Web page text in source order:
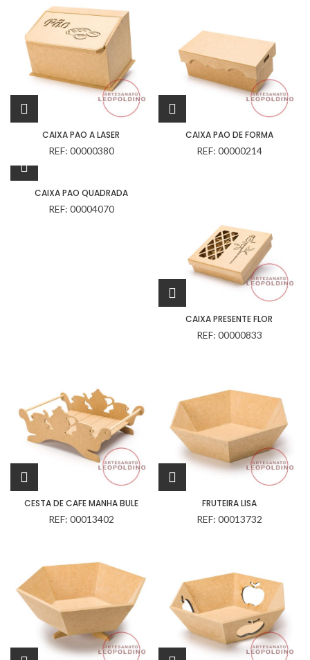
CAIXA PAO A LASER
REF: 00000380
CAIXA PAO DE FORMA
REF: 00000214
CAIXA PAO QUADRADA
REF: 00004070
CAIXA PRESENTE FLOR
REF: 00000833
CESTA DE CAFE MANHA BULE
REF: 00013402
FRUTEIRA LISA
REF: 00013732